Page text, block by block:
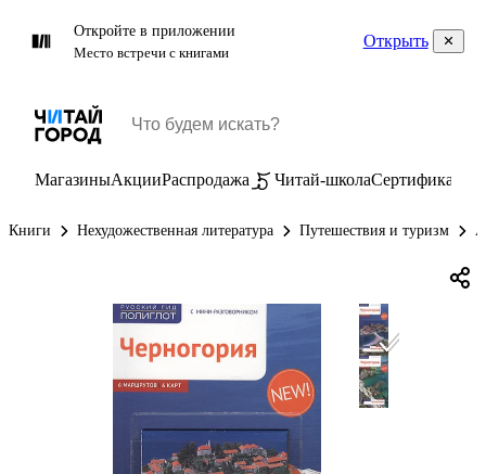
Откройте в приложении
Место встречи с книгами
Открыть
МагазиныАкцииРаспродажа Читай-школаСертификаты
Книги Нехудожественная литература Путешествия и туризм